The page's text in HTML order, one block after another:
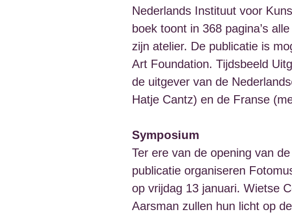
Nederlands Instituut voor
boek toont in 368 pagina’s
zijn atelier. De publicatie is
Art Foundation. Tijdsbeeld
de uitgever van de
Hatje Cantz) en de Franse
Symposium
Ter ere van de opening van
publicatie organiseren
op vrijdag 13 januari. Wietse
Aarsman zullen hun licht op